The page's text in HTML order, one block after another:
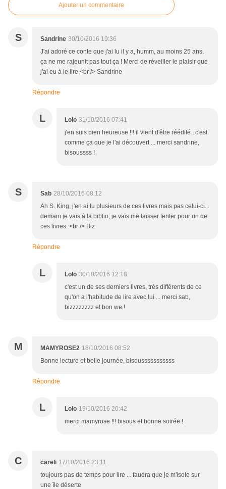
Ajouter un commentaire
S Sandrine 30/10/2016 19:36
J'ai adoré ce conte que j'ai lu il y a, humm, au moins 25 ans,
ça ne me rajeunit pas tout ça ! Merci de réveiller le plaisir que
j'ai eu à le lire.<br /> Sandrine
Répondre
L Lolo 31/10/2016 07:41
j'en suis bien heureuse !!! il vient d'être réédité , c'est
comme ça que je l'ai découvert ... merci sandrine,
bisoussss !
S Sab 28/10/2016 08:12
Ah S. King, j'en ai lu plusieurs de ces livres mais pas celui-ci...
demain je vais à la biblio, je vais me laisser tenter pour un de
ces livres..<br /> Biz
Répondre
L Lolo 30/10/2016 12:18
c'est un de ses derniers livres, très différents de ce
qu'on a l'habitude de lire avec lui ... merci sab,
bizzzzzzzz et bon we !
M MAMYROSE2 18/10/2016 08:52
Bonne lecture et belle journée, bisousssssssssss
Répondre
L Lolo 19/10/2016 20:42
merci mamyrose !!! bisous et bonne soirée !
C careli 17/10/2016 23:11
toujours pas de temps pour lire ... faudra que je m'isole sur
une île déserte